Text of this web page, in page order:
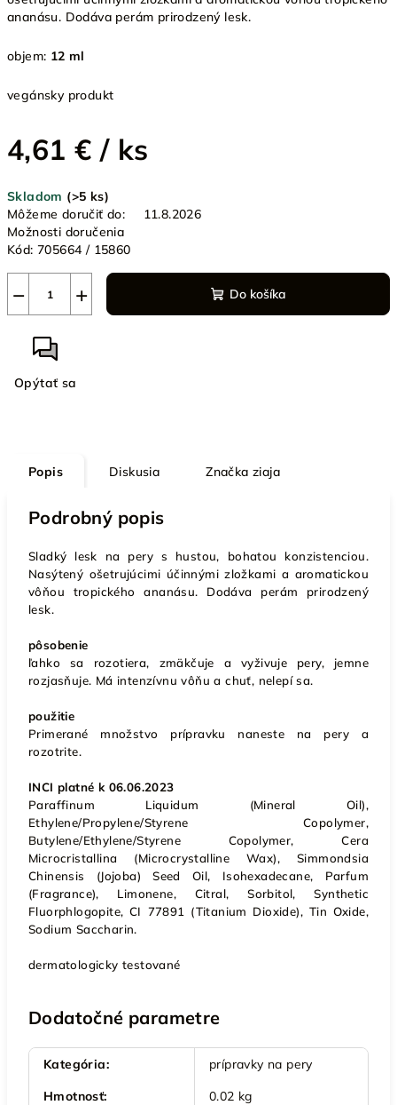
ananásu. Dodáva perám prirodzený lesk.
objem: 12 ml
vegánsky produkt
4,61 € / ks
cena:
Skladom (>5 ks)
Môžeme doručiť do:
11.8.2026
Možnosti doručenia
Kód: 705664 / 15860
+
− Do košíka
Opýtať sa
Popis Diskusia Značka ziaja
Podrobný popis
Sladký lesk na pery s hustou, bohatou konzistenciou.
Nasýtený ošetrujúcimi účinnými zložkami a aromatickou
vôňou tropického ananásu. Dodáva perám prirodzený
lesk.
pôsobenie
ľahko sa rozotiera, zmäkčuje a vyživuje pery, jemne
rozjasňuje. Má intenzívnu vôňu a chuť, nelepí sa.
použitie
Primerané množstvo prípravku naneste na pery a
rozotrite.
INCI platné k 06.06.2023
Paraffinum Liquidum (Mineral Oil),
Ethylene/Propylene/Styrene Copolymer,
Butylene/Ethylene/Styrene Copolymer, Cera
Microcristallina (Microcrystalline Wax), Simmondsia
Chinensis (Jojoba) Seed Oil, Isohexadecane, Parfum
(Fragrance), Limonene, Citral, Sorbitol, Synthetic
Fluorphlogopite, CI 77891 (Titanium Dioxide), Tin Oxide,
Sodium Saccharin.
dermatologicky testované
Dodatočné parametre
Kategória:
prípravky na pery
Hmotnosť:
0.02 kg